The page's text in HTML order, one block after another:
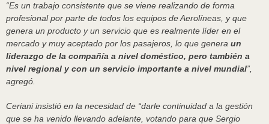
“Es un trabajo consistente que se viene realizando de forma
profesional por parte de todos los equipos de Aerolíneas, y que
genera un producto y un servicio que es realmente líder en el
mercado y muy aceptado por los pasajeros, lo que genera un
liderazgo de la compañía a nivel doméstico, pero también a
nivel regional y con un servicio importante a nivel mundial”,
agregó.
Ceriani insistió en la necesidad de “darle continuidad a la gestión
que se ha venido llevando adelante, votando para que Sergio